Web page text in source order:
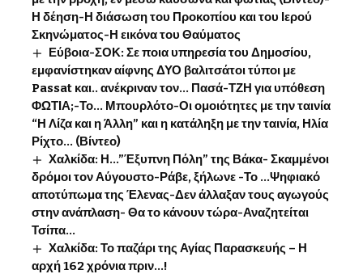
Η δέηση-Η διάσωση του Προκοπίου και του Ιερού
Σκηνώματος-Η εικόνα του Θαύματος
Εύβοια-ΣΟΚ: Σε ποια υπηρεσία του Δημοσίου,
εμφανίστηκαν αίφνης ΔΥΟ βαλιτσάτοι τύποι με
Passat και.. ανέκριναν τον… Πασά-ΤΖΗ για υπόθεση
ΦΩΤΙΑ;-Το… Μπουρλότο-Οι ομοιότητες με την ταινία
“Η Λίζα και η Άλλη” και η κατάληξη με την ταινία, Ηλία
Ρίχτο… (Βίντεο)
Χαλκίδα: Η…”Έξυπνη Πόλη” της Βάκα- Σκαμμένοι
δρόμοι τον Αύγουστο-Ράβε, ξήλωνε -Το …Ψηφιακό
αποτύπωμα της Έλενας-Δεν άλλαξαν τους αγωγούς
στην ανάπλαση- Θα το κάνουν τώρα-Αναζητείται
Τσίπα…
Χαλκίδα: Το παζάρι της Αγίας Παρασκευής – Η
αρχή 162 χρόνια πριν…!